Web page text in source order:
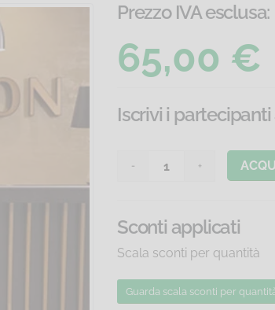
Prezzo IVA esclusa:
65,00 €
Iscrivi i partecipanti
Sconti applicati
Scala sconti per quantità
Guarda scala sconti per